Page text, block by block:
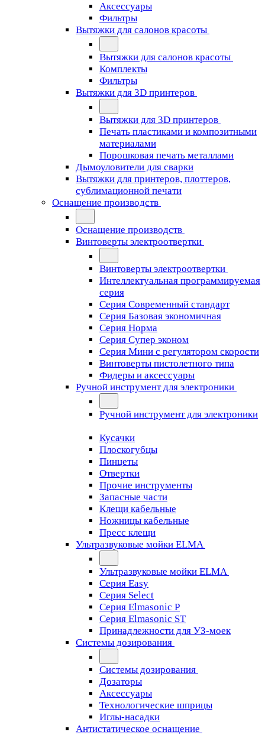
Аксессуары
Фильтры
Вытяжки для салонов красоты
Вытяжки для салонов красоты
Комплекты
Фильтры
Вытяжки для 3D принтеров
Вытяжки для 3D принтеров
Печать пластиками и композитными
материалами
Порошковая печать металлами
Дымоуловители для сварки
Вытяжки для принтеров, плоттеров,
сублимационной печати
Оснащение производств
Оснащение производств
Винтоверты электроотвертки
Винтоверты электроотвертки
Интеллектуальная программируемая
серия
Серия Современный стандарт
Серия Базовая экономичная
Серия Норма
Серия Cупер эконом
Серия Мини с регулятором скорости
Винтоверты пистолетного типа
Фидеры и аксессуары
Ручной инструмент для электроники
Ручной инструмент для электроники
Кусачки
Плоскогубцы
Пинцеты
Отвертки
Прочие инструменты
Запасные части
Клещи кабельные
Ножницы кабельные
Пресс клещи
Ультразвуковые мойки ELMA
Ультразвуковые мойки ELMA
Серия Easy
Серия Select
Серия Elmasonic P
Серия Elmasonic ST
Принадлежности для УЗ-моек
Системы дозирования
Системы дозирования
Дозаторы
Аксессуары
Технологические шприцы
Иглы-насадки
Антистатическое оснащение